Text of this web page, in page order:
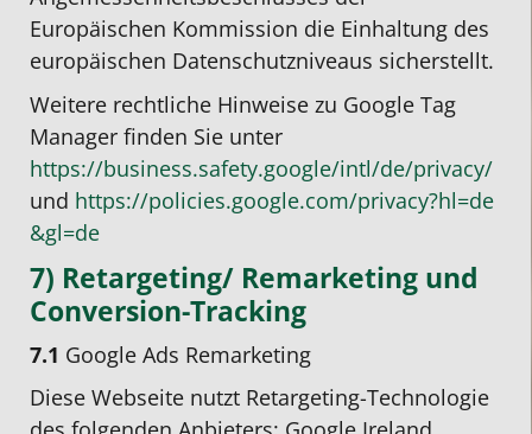
Europäischen Kommission die Einhaltung des
europäischen Datenschutzniveaus sicherstellt.
Weitere rechtliche Hinweise zu Google Tag
Manager finden Sie unter
https://business.safety.google/intl/de/privacy/
und https://policies.google.com/privacy?hl=de
&gl=de
7) Retargeting/ Remarketing und
Conversion-Tracking
7.1 Google Ads Remarketing
Diese Webseite nutzt Retargeting-Technologie